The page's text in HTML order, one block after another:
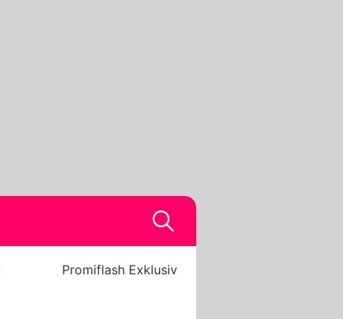
Promiflash Exklusiv